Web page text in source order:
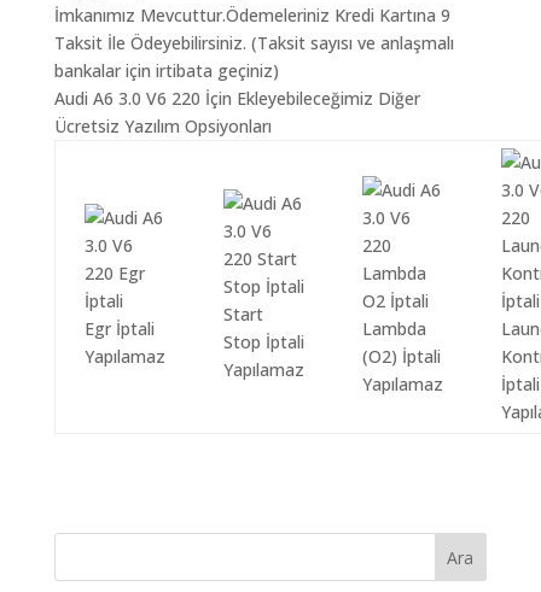
İmkanımız Mevcuttur.Ödemeleriniz Kredi Kartına 9
Taksit İle Ödeyebilirsiniz. (Taksit sayısı ve anlaşmalı
bankalar için irtibata geçiniz)
Audi A6 3.0 V6 220 İçin Ekleyebileceğimiz Diğer
Ücretsiz Yazılım Opsiyonları
Egr İptali
Yapılamaz
Start
Stop İptali
Yapılamaz
Lambda
(O2) İptali
Yapılamaz
İptali
Ara